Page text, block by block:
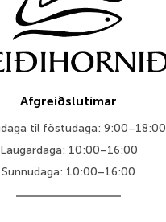
Afgreiðslutímar
til föstudaga: 9:00–18:00
Laugardaga: 10:00–16:00
Sunnudaga: 10:00–16:00